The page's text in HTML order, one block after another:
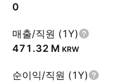
0
매출/직원 (1Y)
‪471.32 M‬ KRW
순이익/직원 (1Y)